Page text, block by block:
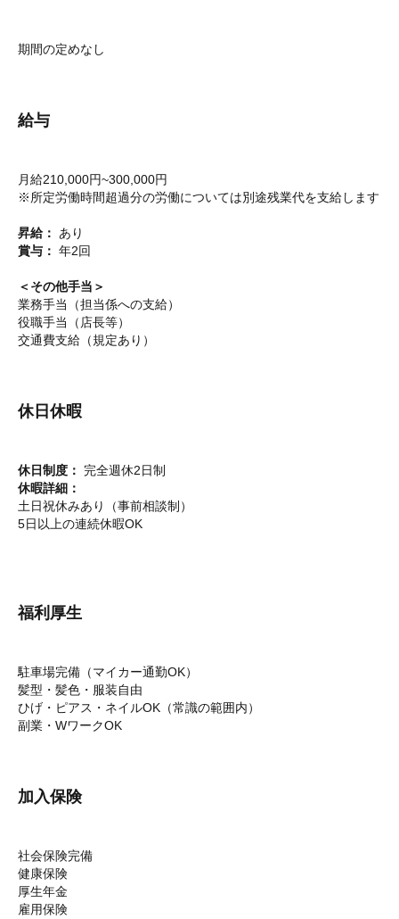
期間の定めなし
給与
月給210,000円~300,000円
※所定労働時間超過分の労働については別途残業代を支給します
昇給：
あり
賞与： 年2回
＜その他手当＞
業務手当（担当係への支給）
役職手当（店長等）
交通費支給（規定あり）
休日休暇
休日制度：
完全週休2日制
休暇詳細：
土日祝休みあり（事前相談制）
5日以上の連続休暇OK
福利厚生
駐車場完備（マイカー通勤OK）
髪型・髪色・服装自由
ひげ・ピアス・ネイルOK（常識の範囲内）
副業・WワークOK
加入保険
社会保険完備
健康保険
厚生年金
雇用保険